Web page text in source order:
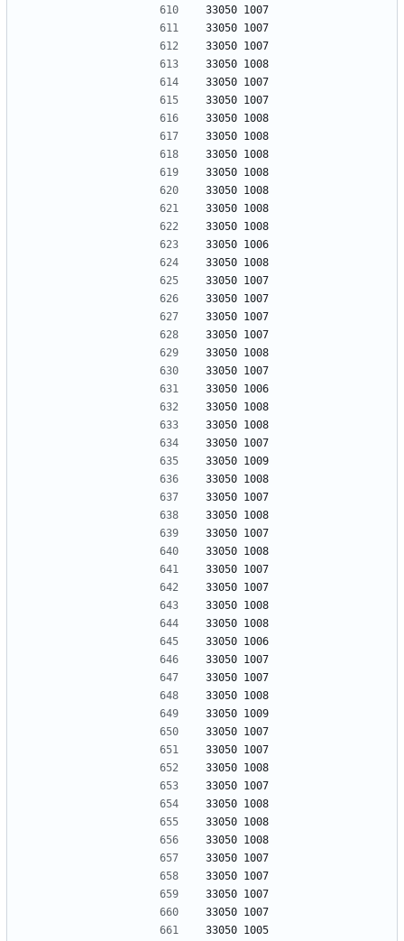
33050 1007
33050 1007
33050 1007
33050 1008
33050 1007
33050 1007
33050 1008
33050 1008
33050 1008
33050 1008
33050 1008
33050 1008
33050 1008
33050 1006
33050 1008
33050 1007
33050 1007
33050 1007
33050 1007
33050 1008
33050 1007
33050 1006
33050 1008
33050 1008
33050 1007
33050 1009
33050 1008
33050 1007
33050 1008
33050 1007
33050 1008
33050 1007
33050 1007
33050 1008
33050 1008
33050 1006
33050 1007
33050 1007
33050 1008
33050 1009
33050 1007
33050 1007
33050 1008
33050 1007
33050 1008
33050 1008
33050 1008
33050 1007
33050 1007
33050 1007
33050 1007
33050 1005